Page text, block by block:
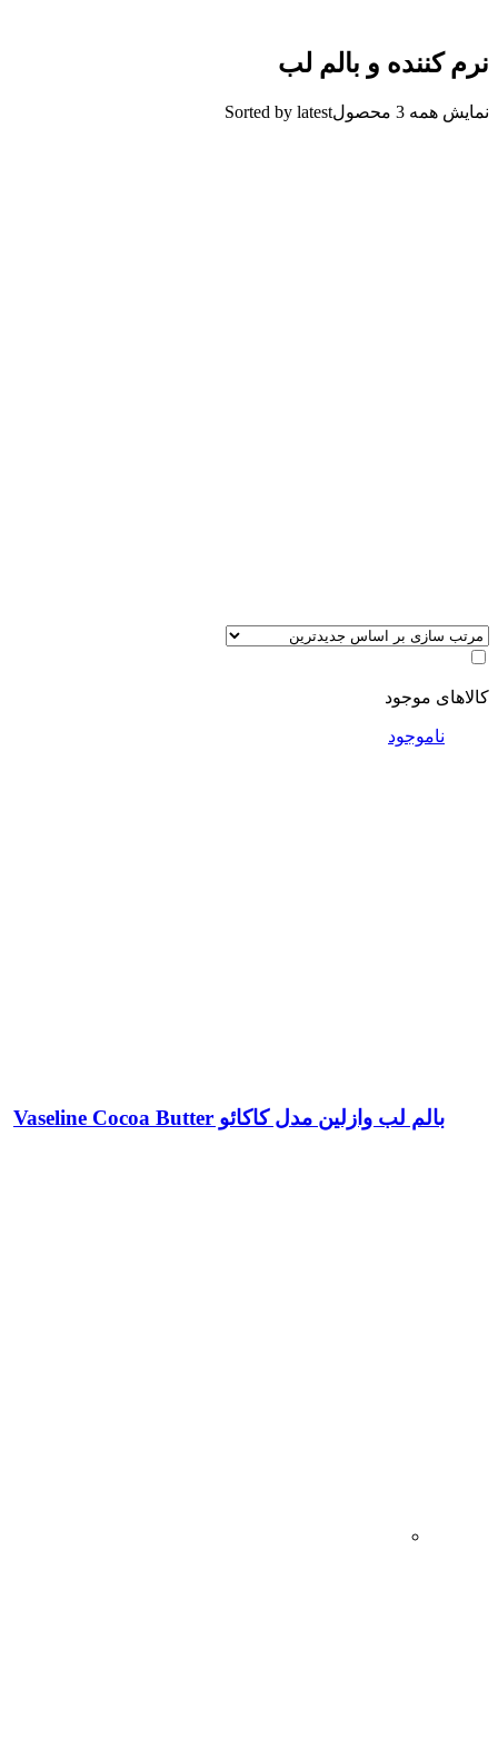
نرم کننده و بالم لب
نمایش همه 3 محصول Sorted by latest
کالاهای موجود
ناموجود
بالم لب وازلین مدل کاکائو Vaseline Cocoa Butter